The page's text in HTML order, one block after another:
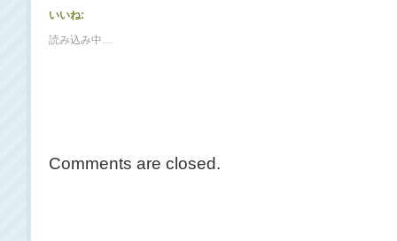
いいね:
読み込み中…
Comments are closed.